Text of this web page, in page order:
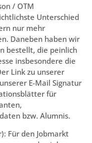
/ OTM
Unterschied
nur mehr
Daneben haben wir
bestellt, die peinlich
insbesondere die
Link zu unserer
E-Mail Signatur
für
bzw. Alumnis.
Für den Jobmarkt